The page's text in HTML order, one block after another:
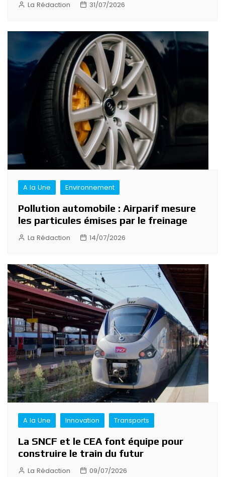
La Rédaction 31/07/2026
A la Une Environnement
Pollution automobile : Airparif mesure
les particules émises par le freinage
La Rédaction 14/07/2026
A la Une Innovation Transports
La SNCF et le CEA font équipe pour
construire le train du futur
La Rédaction 09/07/2026